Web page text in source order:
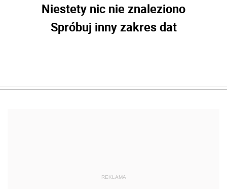
Niestety nic nie znaleziono
Spróbuj inny zakres dat
REKLAMA